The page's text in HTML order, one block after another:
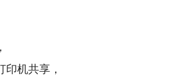
机共享，